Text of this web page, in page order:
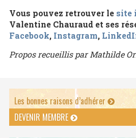
Vous pouvez retrouver le site
Valentine Chauraud et ses
Facebook, Instagram,
Propos recueillis par Mathilde
Les bonnes raisons d’adhérer
DEVENIR MEMBRE